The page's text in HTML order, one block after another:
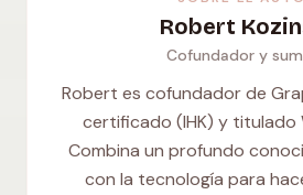
Robert
Cofundador y
Robert es cofundador de
certificado (IHK) y titulado
Combina un profundo
con la tecnología para